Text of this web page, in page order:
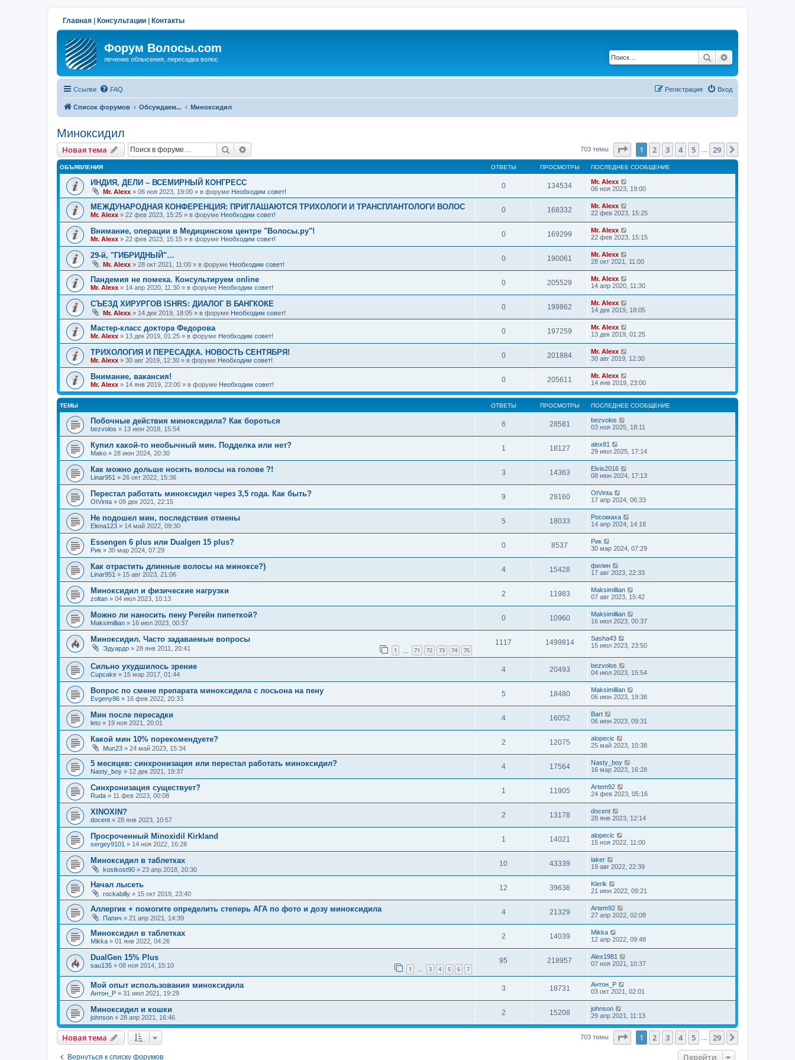
Главная Консультации Контакты
Форум Волосы.com
лечение облысения, пересадка волос Поиск
Ссылки FAQ Вход
Регистрация
Список форумов Обсуждаем... Миноксидил
Миноксидил
Новая тема Поиск 703 темы Страница1 из 29
1 2 3 4 5 29
ОБЪЯВЛЕНИЯ ОТВЕТЫ ПРОСМОТРЫ ПОСЛЕДНЕЕ СООБЩЕНИЕ
ИНДИЯ, ДЕЛИ – ВСЕМИРНЫЙ КОНГРЕСС
Mr. Alexx » 06 ноя 2023, 19:00 » в форуме Необходим совет!
0 134534
Mr. Alexx
06 ноя 2023, 19:00
МЕЖДУНАРОДНАЯ КОНФЕРЕНЦИЯ: ПРИГЛАШАЮТСЯ ТРИХОЛОГИ И ТРАНСПЛАНТОЛОГИ ВОЛОС
Mr. Alexx » 22 фев 2023, 15:25 » в форуме Необходим совет!
0 168332
Mr. Alexx
22 фев 2023, 15:25
Внимание, операции в Медицинском центре "Волосы.ру"!
Mr. Alexx » 22 фев 2023, 15:15 » в форуме Необходим совет!
0 169299
Mr. Alexx
22 фев 2023, 15:15
29-й, "ГИБРИДНЫЙ"…
Mr. Alexx » 28 окт 2021, 11:00 » в форуме Необходим совет!
0 190061
Mr. Alexx
28 окт 2021, 11:00
Пандемия не помеха. Консультируем online
Mr. Alexx » 14 апр 2020, 11:30 » в форуме Необходим совет!
0 205529
Mr. Alexx
14 апр 2020, 11:30
СЪЕЗД ХИРУРГОВ ISHRS: ДИАЛОГ В БАНГКОКЕ
Mr. Alexx » 14 дек 2019, 18:05 » в форуме Необходим совет!
0 199862
Mr. Alexx
14 дек 2019, 18:05
Мастер-класс доктора Федорова
Mr. Alexx » 13 дек 2019, 01:25 » в форуме Необходим совет!
0 197259
Mr. Alexx
13 дек 2019, 01:25
ТРИХОЛОГИЯ И ПЕРЕСАДКА. НОВОСТЬ СЕНТЯБРЯ!
Mr. Alexx » 30 авг 2019, 12:30 » в форуме Необходим совет!
0 201884
Mr. Alexx
30 авг 2019, 12:30
Внимание, вакансия!
Mr. Alexx » 14 янв 2019, 23:00 » в форуме Необходим совет!
0 205611
Mr. Alexx
14 янв 2019, 23:00
ТЕМЫ ОТВЕТЫ ПРОСМОТРЫ ПОСЛЕДНЕЕ СООБЩЕНИЕ
Побочные действия миноксидила? Как бороться
bezvolos » 13 июн 2018, 15:54
6 28581
bezvolos
03 ноя 2025, 18:11
Купил какой-то необычный мин. Подделка или нет?
Mako » 28 июн 2024, 20:30
1 18127
alex81
29 июл 2025, 17:14
Как можно дольше носить волосы на голове ?!
Linar951 » 26 окт 2022, 15:36
3 14363
Elvis2016
08 июн 2024, 17:13
Перестал работать миноксидил через 3,5 года. Как быть?
OtVinta » 09 дек 2021, 22:15
9 29160
OtVinta
17 апр 2024, 06:33
Не подошел мин, последствия отмены
Elena123 » 14 май 2022, 09:30
5 18033
Росомаха
14 апр 2024, 14:18
Essengen 6 plus или Dualgen 15 plus?
Рик » 30 мар 2024, 07:29
0 8537
Рик
30 мар 2024, 07:29
Как отрастить длинные волосы на миноксе?)
Linar951 » 15 авг 2023, 21:06
4 15428
филин
17 авг 2023, 22:33
Миноксидил и физические нагрузки
zoltan » 04 июл 2023, 10:13
2 11983
Maksimillian
07 авг 2023, 15:42
Можно ли наносить пену Регейн пипеткой?
Maksimillian » 16 июл 2023, 00:37
0 10960
Maksimillian
16 июл 2023, 00:37
Миноксидил. Часто задаваемые вопросы
Эдуардо » 28 янв 2011, 20:41 1 71 72 73 74 75
1117 1499814
Sasha43
15 июл 2023, 23:50
Сильно ухудшилось зрение
Cupcake » 15 мар 2017, 01:44
4 20493
bezvolos
04 июл 2023, 15:54
Вопрос по смене препарата миноксидила с лосьона на пену
Evgeny86 » 16 фев 2022, 20:33
5 18480
Maksimillian
06 июн 2023, 19:38
Мин после пересадки
leto » 19 ноя 2021, 20:01
4 16052
Bart
06 июн 2023, 09:31
Какой мин 10% порекомендуете?
Mun23 » 24 май 2023, 15:34
2 12075
alopecic
25 май 2023, 10:38
5 месяцев: синхронизация или перестал работать миноксидил?
Nasty_boy » 12 дек 2021, 19:37
4 17564
Nasty_boy
16 мар 2023, 16:28
Синхронизация существует?
Ruda » 11 фев 2023, 00:08
1 11905
Artem92
24 фев 2023, 05:16
XINOXIN?
docent » 28 янв 2023, 10:57
2 13178
docent
28 янв 2023, 12:14
Просроченный Minoxidil Kirkland
sergey9101 » 14 ноя 2022, 16:28
1 14021
alopecic
15 ноя 2022, 11:00
Миноксидил в таблетках
kostkost90 » 23 апр 2018, 20:30
10 43339
laker
19 авг 2022, 22:39
Начал лысеть
rockabilly » 15 окт 2019, 23:40
12 39636
Klerik
21 июн 2022, 09:21
Аллергик + помогите определить степерь АГА по фото и дозу миноксидила
Папич » 21 апр 2021, 14:39
4 21329
Artem92
27 апр 2022, 02:08
Миноксидил в таблетках
Mikka » 01 янв 2022, 04:26
2 14039
Mikka
12 апр 2022, 09:48
DualGen 15% Plus
sau135 » 08 ноя 2014, 15:10 1 … 3 4 5 6 7
95 218957
Alex1981
07 ноя 2021, 10:37
Мой опыт использования миноксидила
Антон_Р » 31 июл 2021, 19:29
3 18731
Антон_Р
03 окт 2021, 02:01
Миноксидил и кошки
johnson » 28 апр 2021, 16:46
2 15208
johnson
29 апр 2021, 11:13
Новая тема 703 темы Страница1 из 29
1 2 3 4 5 29
Вернуться к списку форумов Перейти